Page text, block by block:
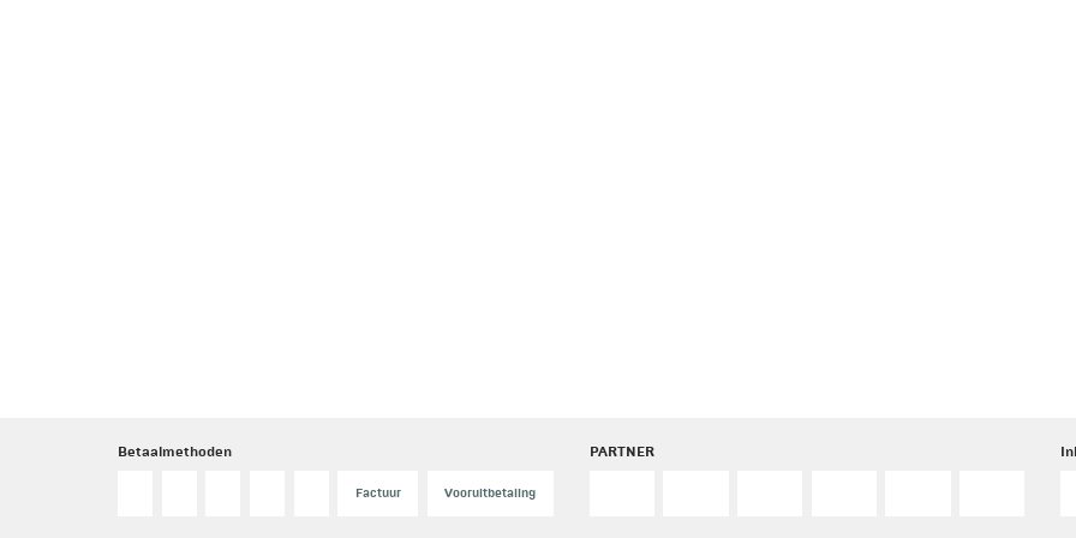
Betaalmethoden
Factuur Vooruitbetaling
PARTNER